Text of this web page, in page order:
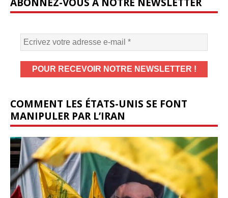
COMMENT LES ÉTATS-UNIS SE FONT
MANIPULER PAR L’IRAN